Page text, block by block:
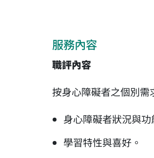
服務內容
職評內容
按身心障礙者之個別需
身心障礙者狀況與功
學習特性與喜好。